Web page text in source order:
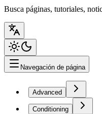
Busca páginas, tutoriales,
Navegación de página
Advanced
Conditioning